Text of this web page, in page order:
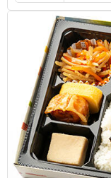
ャーハンも最後の
が、一生懸命ほ
応えで美味しく
ご利用シーン：イ
奈良県桜井市橋本